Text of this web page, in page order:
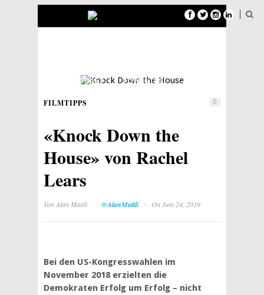
PODCAST TOPLISTEN
FILMTIPPS 0
«Knock Down the
House» von Rachel
Lears
VonAlan Mattli @AlanMattli · On Juni 24, 2019
Bei den US-Kongresswahlen im
November 2018 erzielten die
Demokraten Erfolg um Erfolg – nicht